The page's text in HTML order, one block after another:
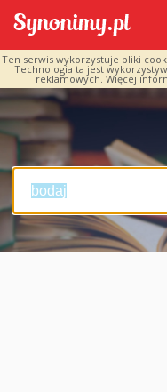
Ten serwis wykorzystuje pliki
Technologia ta jest
reklamowych. Więcej